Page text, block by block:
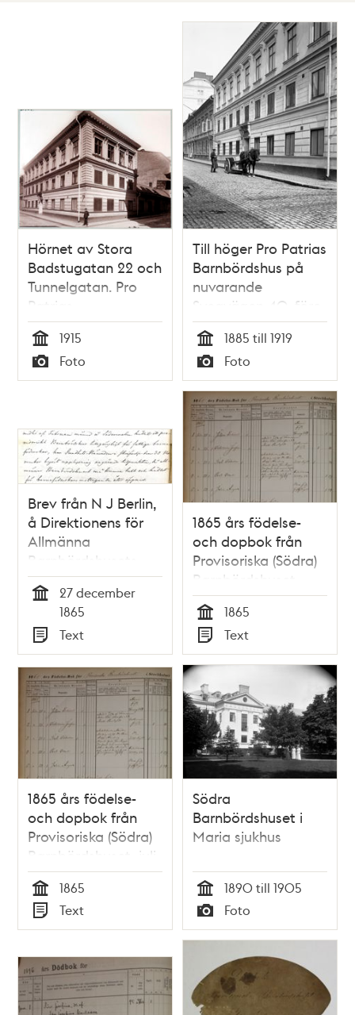
Hörnet av Stora
Badstugatan 22 och
Tunnelgatan. Pro
Patrias
barnbördshus
Tid
1915
Typ
Foto
Till höger Pro Patrias
Barnbördshus på
nuvarande
Sveavägen 40, före
detta Stora
Badstugatan 22.
Byggnaden till
vänster är Ljunglöfs
Snusfabrik.
Tid
1885 till 1919
Typ
Foto
Brev från N J Berlin,
å Direktionens för
Allmänna
Barnbördshusets
vägnar, till
Stockholms stads
Sundhetsnämnd
27 december
1865
Typ
Text
1865 års födelse-
och dopbok från
Provisoriska (Södra)
Barnbördshuset,
februari-juni
Tid
1865
Typ
Text
1865 års födelse-
och dopbok från
Provisoriska (Södra)
Barnbördshuset, juli-
december
Tid
1865
Typ
Text
Södra
Barnbördshuset i
Maria sjukhus
Tid
1890 till 1905
Typ
Foto